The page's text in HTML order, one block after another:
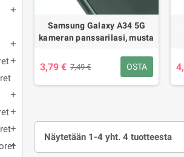
add
add
add
add
add
add
add
Samsung Galaxy A34 5G
kameran panssarilasi, musta
3,79 € 7,49 € OSTA
Näytetään 1-4 yht. 4 tuotteesta